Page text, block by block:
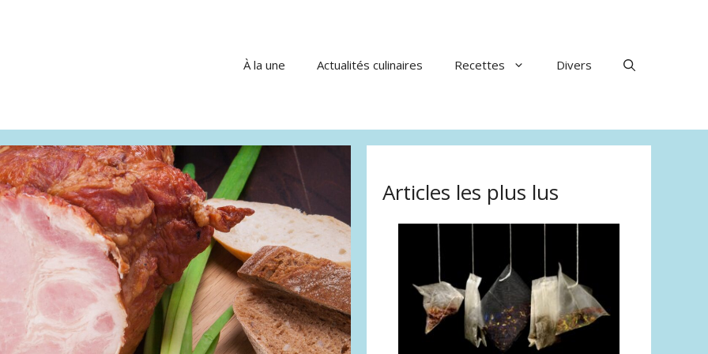
À la une Actualités culinaires Recettes Divers
Articles les plus lus